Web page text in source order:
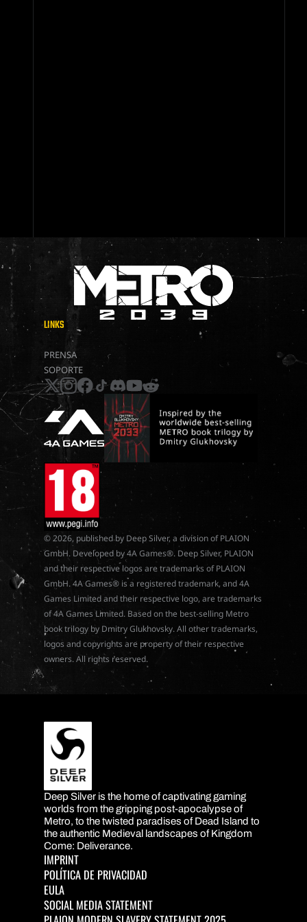
DEEP SILVER
Deep Silver is the home of captivating gaming
worlds from the gripping post-apocalypse of
Metro, to the twisted paradises of Dead Island to
the authentic Medieval landscapes of Kingdom
Come: Deliverance.
IMPRINT
POLÍTICA DE PRIVACIDAD
EULA
SOCIAL MEDIA STATEMENT
METRO 2039
LINKS
PRENSA
SOPORTE
x instagram
facebook
tiktokdiscord
youtube
reddit
© 2026, published by Deep Silver, a division of PLAION
GmbH. Developed by 4A Games®. Deep Silver, PLAION
and their respective logos are trademarks of PLAION
GmbH. 4A Games® is a registered trademark, and 4A
Games Limited and their respective logo, are trademarks
of 4A Games Limited. Based on the best-selling Metro
book trilogy by Dmitry Glukhovsky. All other trademarks,
logos and copyrights are property of their respective
owners. All rights reserved.